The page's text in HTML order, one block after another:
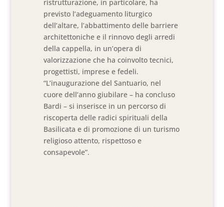
ristrutturazione, in particolare, ha
previsto l’adeguamento liturgico
dell’altare, l’abbattimento delle barriere
architettoniche e il rinnovo degli arredi
della cappella, in un’opera di
valorizzazione che ha coinvolto tecnici,
progettisti, imprese e fedeli.
“L’inaugurazione del Santuario, nel
cuore dell’anno giubilare – ha concluso
Bardi – si inserisce in un percorso di
riscoperta delle radici spirituali della
Basilicata e di promozione di un turismo
religioso attento, rispettoso e
consapevole”.